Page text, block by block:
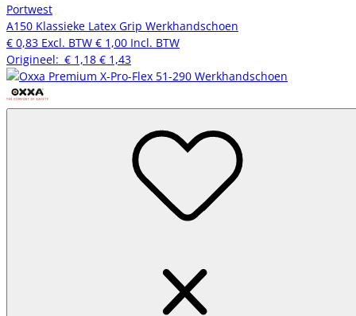
Portwest
A150 Klassieke Latex Grip Werkhandschoen
€ 0,83 Excl. BTW € 1,00 Incl. BTW
Origineel: € 1,18 € 1,43